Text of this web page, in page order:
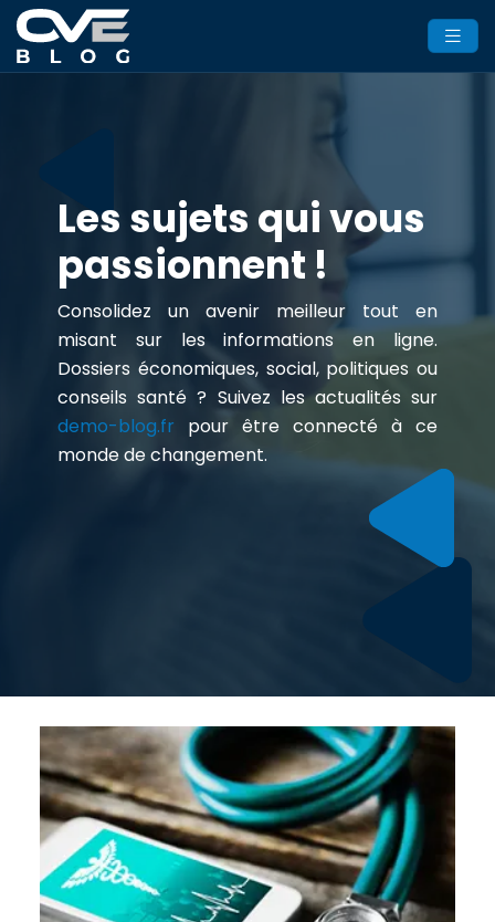
Les sujets qui vous
passionnent !
Consolidez un avenir meilleur tout en
misant sur les informations en ligne.
Dossiers économiques, social, politiques ou
conseils santé ? Suivez les actualités sur
demo-blog.fr pour être connecté à ce
monde de changement.